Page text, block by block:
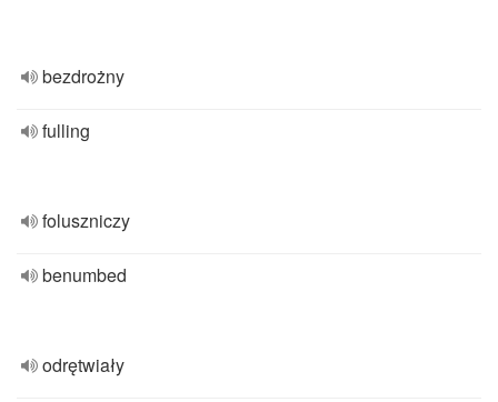
bezdrożny
fulling
foluszniczy
benumbed
odrętwiały